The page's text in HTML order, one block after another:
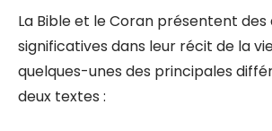
La Bible et le Coran présentent
significatives dans leur récit de la
quelques-unes des principales
deux textes :